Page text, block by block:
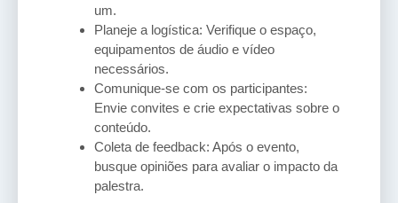
um.
Planeje a logística: Verifique o espaço,
equipamentos de áudio e vídeo
necessários.
Comunique-se com os participantes:
Envie convites e crie expectativas sobre o
conteúdo.
Coleta de feedback: Após o evento,
busque opiniões para avaliar o impacto da
palestra.